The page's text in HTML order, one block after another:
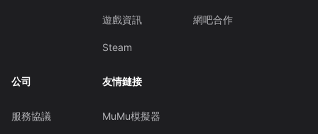
遊戲資訊
Steam
網吧合作
公司
服務協議
友情鏈接
MuMu模擬器